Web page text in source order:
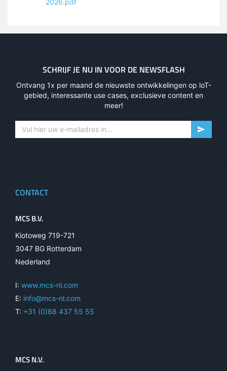
SCHRIJF JE NU IN VOOR DE NEWSFLASH
Ontvang 1x per maand de nieuwste ontwikkelingen op loT-
gebied, interessante use cases, exclusieve content en
meer!
CONTACT
MCS B.V.
Kiotoweg 719-721
3047 BG Rotterdam
Nederland
I: www.mcs-nl.com
E: info@mcs-nl.com
T: +31 (0)88 437 55 55
MCS N.V.